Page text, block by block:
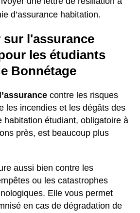
d’assurance habitation.
sur l'assurance
les étudiants
Bonnétage
l’assurance contre les risques
les incendies et les dégâts des
habitation étudiant, obligatoire à
près, est beaucoup plus
aussi bien contre les
ou les catastrophes
Elle vous permet
en cas de dégradation de